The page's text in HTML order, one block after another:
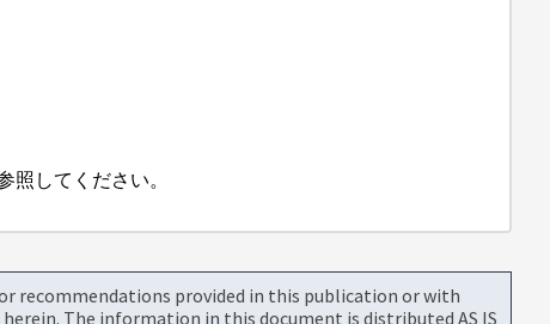
照してください。
recommendations provided in this publication or with
The information in this document is distributed AS IS